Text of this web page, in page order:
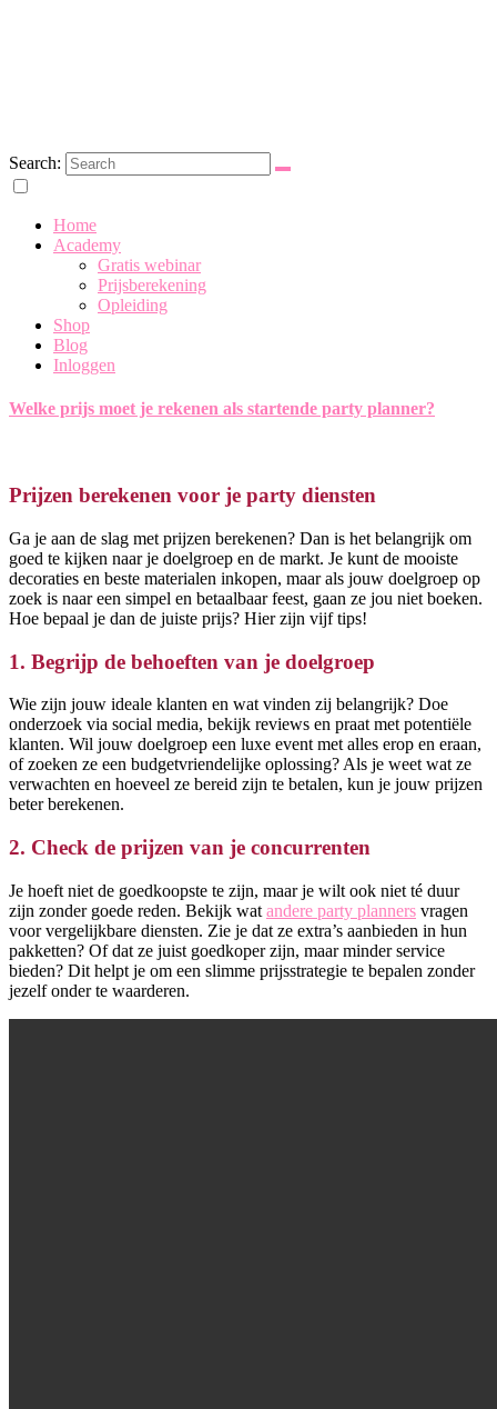
Eerste Hulp bij Party Planning
Search:
Home
Academy
Gratis webinar
Prijsberekening
Opleiding
Shop
Blog
Inloggen
Welke prijs moet je rekenen als startende party planner?
Prijzen berekenen voor je party diensten
Ga je aan de slag met prijzen berekenen? Dan is het belangrijk om
goed te kijken naar je doelgroep en de markt. Je kunt de mooiste
decoraties en beste materialen inkopen, maar als jouw doelgroep op
zoek is naar een simpel en betaalbaar feest, gaan ze jou niet boeken.
Hoe bepaal je dan de juiste prijs? Hier zijn vijf tips!
1. Begrijp de behoeften van je doelgroep
Wie zijn jouw ideale klanten en wat vinden zij belangrijk? Doe
onderzoek via social media, bekijk reviews en praat met potentiële
klanten. Wil jouw doelgroep een luxe event met alles erop en eraan,
of zoeken ze een budgetvriendelijke oplossing? Als je weet wat ze
verwachten en hoeveel ze bereid zijn te betalen, kun je jouw prijzen
beter berekenen.
2. Check de prijzen van je concurrenten
Je hoeft niet de goedkoopste te zijn, maar je wilt ook niet té duur
zijn zonder goede reden. Bekijk wat andere party planners vragen
voor vergelijkbare diensten. Zie je dat ze extra’s aanbieden in hun
pakketten? Of dat ze juist goedkoper zijn, maar minder service
bieden? Dit helpt je om een slimme prijsstrategie te bepalen zonder
jezelf onder te waarderen.